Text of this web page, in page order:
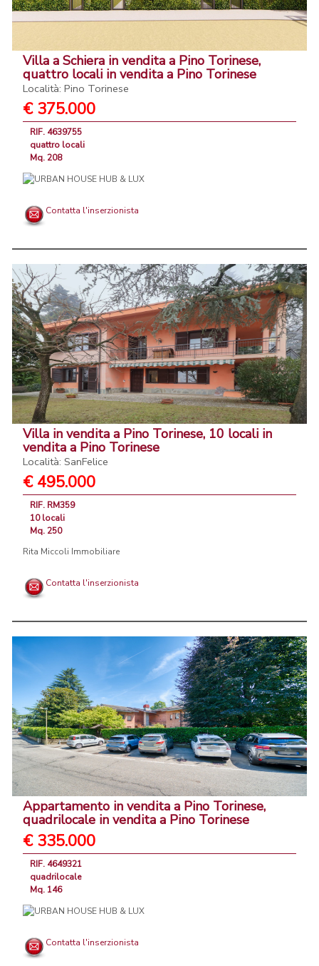
Villa a Schiera in vendita a Pino Torinese,
quattro locali in vendita a Pino Torinese
Località: Pino Torinese
€ 375.000
RIF. 4639755
quattro locali
Mq. 208
Contatta l'inserzionista
Villa in vendita a Pino Torinese, 10 locali in
vendita a Pino Torinese
Località: SanFelice
€ 495.000
RIF. RM359
10 locali
Mq. 250
Rita Miccoli Immobiliare
Contatta l'inserzionista
Appartamento in vendita a Pino Torinese,
quadrilocale in vendita a Pino Torinese
€ 335.000
RIF. 4649321
quadrilocale
Mq. 146
Contatta l'inserzionista